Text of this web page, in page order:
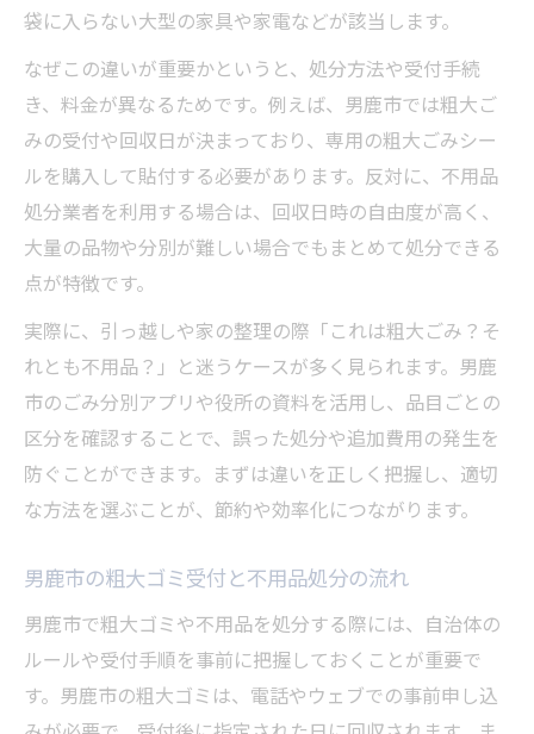
袋に入らない大型の家具や家電などが該当します。
なぜこの違いが重要かというと、処分方法や受付手続
き、料金が異なるためです。例えば、男鹿市では粗大ご
みの受付や回収日が決まっており、専用の粗大ごみシー
ルを購入して貼付する必要があります。反対に、不用品
処分業者を利用する場合は、回収日時の自由度が高く、
大量の品物や分別が難しい場合でもまとめて処分できる
点が特徴です。
実際に、引っ越しや家の整理の際「これは粗大ごみ？そ
れとも不用品？」と迷うケースが多く見られます。男鹿
市のごみ分別アプリや役所の資料を活用し、品目ごとの
区分を確認することで、誤った処分や追加費用の発生を
防ぐことができます。まずは違いを正しく把握し、適切
な方法を選ぶことが、節約や効率化につながります。
男鹿市の粗大ゴミ受付と不用品処分の流れ
男鹿市で粗大ゴミや不用品を処分する際には、自治体の
ルールや受付手順を事前に把握しておくことが重要で
す。男鹿市の粗大ゴミは、電話やウェブでの事前申し込